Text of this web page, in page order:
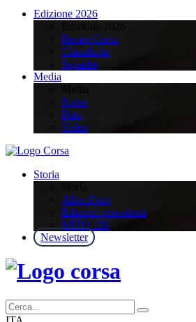
Edizione 2026
Recap Corsa
Classifiche
Squadre
Media
News
Foto
Video
Storia
Albo d’oro
Edizioni precedenti
MITO 150
Newsletter